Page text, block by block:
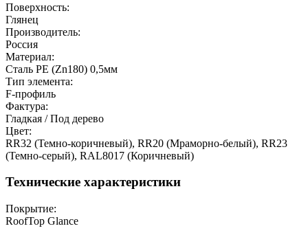
Поверхность:
Глянец
Производитель:
Россия
Материал:
Сталь PE (Zn180) 0,5мм
Тип элемента:
F-профиль
Фактура:
Гладкая / Под дерево
Цвет:
RR32 (Темно-коричневый), RR20 (Мраморно-белый), RR23
(Темно-серый), RAL8017 (Коричневый)
Технические характеристики
Покрытие:
RoofTop Glance